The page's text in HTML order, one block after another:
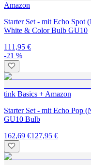
Amazon
Starter Set - mit Echo Spot
White & Color Bulb GU10
111,95 €
-21 %
tink Basics + Amazon
Starter Set - mit Echo Pop
GU10 Bulb
162,69 €127,95 €